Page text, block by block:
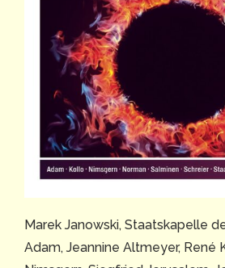
Marek Janowski, Staatskapelle
Adam, Jeannine Altmeyer, René